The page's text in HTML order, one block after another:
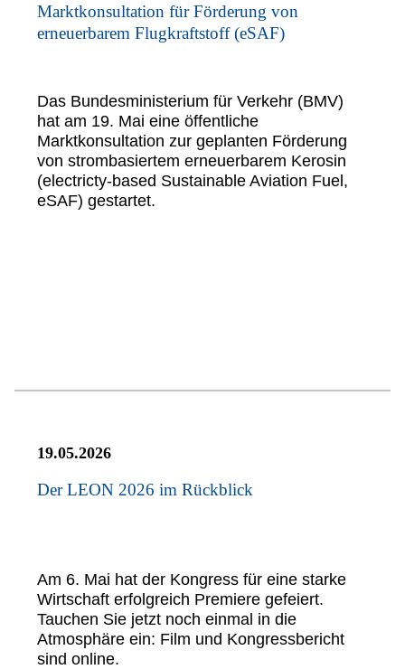
Marktkonsultation für Förderung von
erneuerbarem Flugkraftstoff (eSAF)
Das Bundesministerium für Verkehr (BMV)
hat am 19. Mai eine öffentliche
Marktkonsultation zur geplanten Förderung
von strombasiertem erneuerbarem Kerosin
(electricty-based Sustainable Aviation Fuel,
eSAF) gestartet.
19.05.2026
Der LEON 2026 im Rückblick
Am 6. Mai hat der Kongress für eine starke
Wirtschaft erfolgreich Premiere gefeiert.
Tauchen Sie jetzt noch einmal in die
Atmosphäre ein: Film und Kongressbericht
sind online.